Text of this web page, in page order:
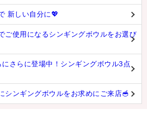
新しい自分に💖
ご使用になるシンギングボウルをお選び
さらに登場中！シンギングボウル3点
シンギングボウルをお求めにご来店🥣